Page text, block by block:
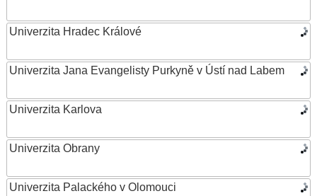
Univerzita Hradec Králové
Univerzita Jana Evangelisty Purkyně v Ústí nad Labem
Univerzita Karlova
Univerzita Obrany
Univerzita Palackého v Olomouci